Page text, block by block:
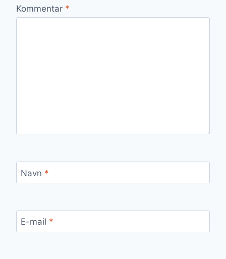
Kommentar *
Navn *
E-mail *